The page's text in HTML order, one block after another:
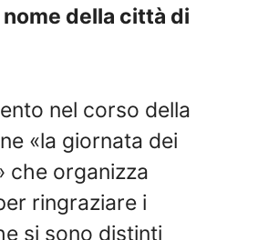
della città di
nel corso della
«la giornata dei
che organizza
ringraziare i
si sono distinti